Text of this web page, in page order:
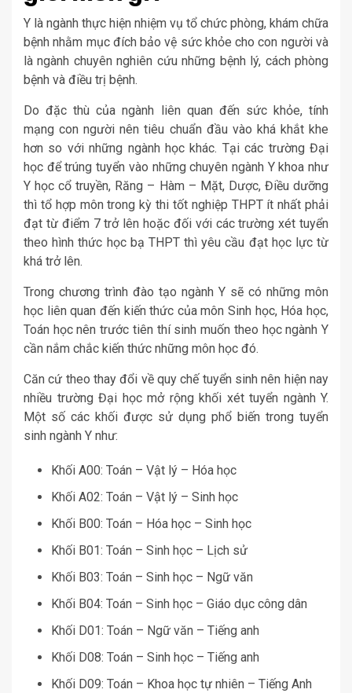
Y là ngành thực hiện nhiệm vụ tổ chức phòng, khám chữa
bệnh nhằm mục đích bảo vệ sức khỏe cho con người và
là ngành chuyên nghiên cứu những bệnh lý, cách phòng
bệnh và điều trị bệnh.
Do đặc thù của ngành liên quan đến sức khỏe, tính
mạng con người nên tiêu chuẩn đầu vào khá khắt khe
hơn so với những ngành học khác. Tại các trường Đại
học để trúng tuyển vào những chuyên ngành Y khoa như
Y học cổ truyền, Răng – Hàm – Mặt, Dược, Điều dưỡng
thì tổ hợp môn trong kỳ thi tốt nghiệp THPT ít nhất phải
đạt từ điểm 7 trở lên hoặc đối với các trường xét tuyển
theo hình thức học bạ THPT thì yêu cầu đạt học lực từ
khá trở lên.
Trong chương trình đào tạo ngành Y sẽ có những môn
học liên quan đến kiến thức của môn Sinh học, Hóa học,
Toán học nên trước tiên thí sinh muốn theo học ngành Y
cần nắm chắc kiến thức những môn học đó.
Căn cứ theo thay đổi về quy chế tuyển sinh nên hiện nay
nhiều trường Đại học mở rộng khối xét tuyển ngành Y.
Một số các khối được sử dụng phổ biến trong tuyển
sinh ngành Y như:
Khối A00: Toán – Vật lý – Hóa học
Khối A02: Toán – Vật lý – Sinh học
Khối B00: Toán – Hóa học – Sinh học
Khối B01: Toán – Sinh học – Lịch sử
Khối B03: Toán – Sinh học – Ngữ văn
Khối B04: Toán – Sinh học – Giáo dục công dân
Khối D01: Toán – Ngữ văn – Tiếng anh
Khối D08: Toán – Sinh học – Tiếng anh
Khối D09: Toán – Khoa học tự nhiên – Tiếng Anh